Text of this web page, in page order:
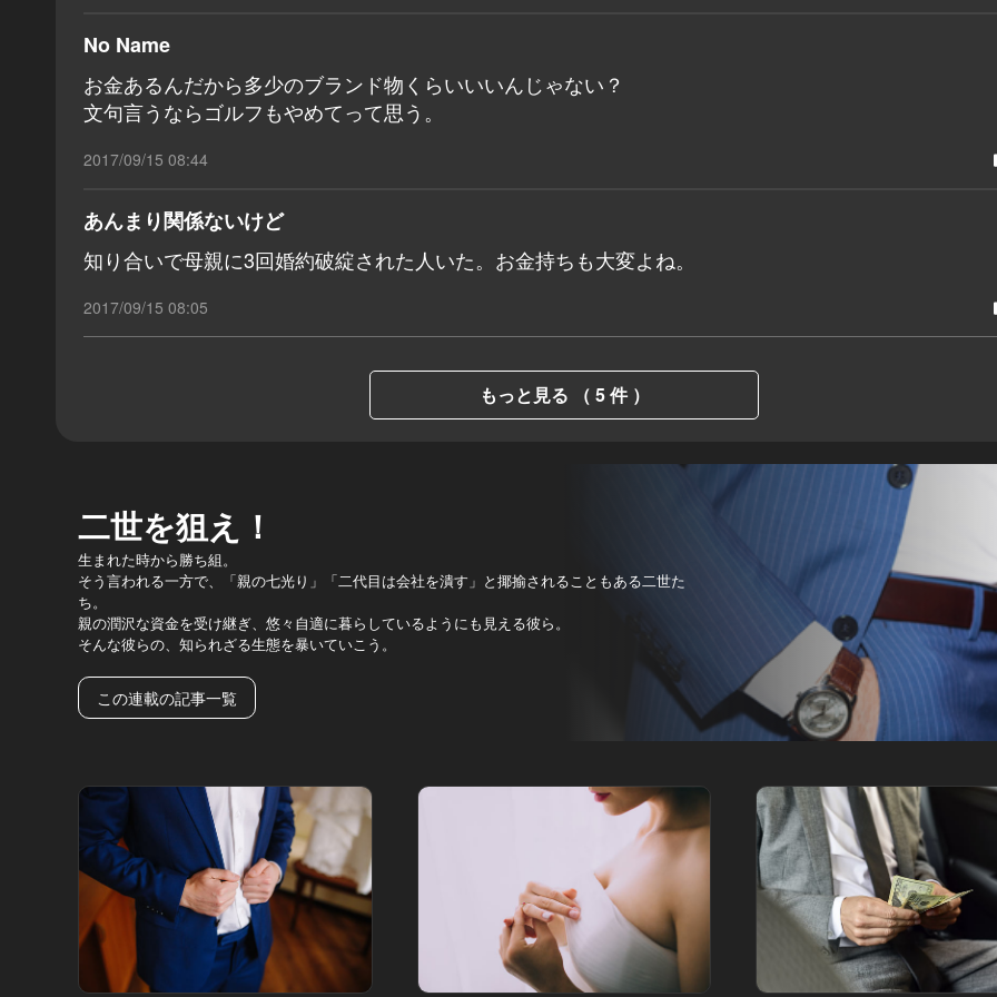
No Name
お金あるんだから多少のブランド物くらいいいんじゃない？
文句言うならゴルフもやめてって思う。
2017/09/15 08:44
あんまり関係ないけど
知り合いで母親に3回婚約破綻された人いた。お金持ちも大変よね。
2017/09/15 08:05
もっと見る （ 5 件 ）
二世を狙え！
生まれた時から勝ち組。
そう言われる一方で、「親の七光り」「二代目は会社を潰す」と揶揄されることもある二世た
ち。
親の潤沢な資金を受け継ぎ、悠々自適に暮らしているようにも見える彼ら。
そんな彼らの、知られざる生態を暴いていこう。
この連載の記事一覧